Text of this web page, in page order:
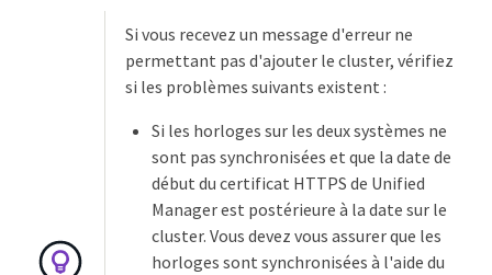
Si vous recevez un message d'erreur ne
permettant pas d'ajouter le cluster, vérifiez
si les problèmes suivants existent :
Si les horloges sur les deux systèmes ne
sont pas synchronisées et que la date de
début du certificat HTTPS de Unified
Manager est postérieure à la date sur le
cluster. Vous devez vous assurer que les
horloges sont synchronisées à l'aide du